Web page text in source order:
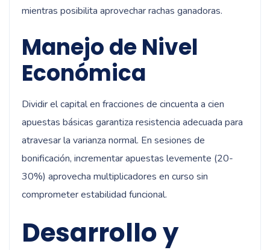
mientras posibilita aprovechar rachas ganadoras.
Manejo de Nivel
Económica
Dividir el capital en fracciones de cincuenta a cien
apuestas básicas garantiza resistencia adecuada para
atravesar la varianza normal. En sesiones de
bonificación, incrementar apuestas levemente (20-
30%) aprovecha multiplicadores en curso sin
comprometer estabilidad funcional.
Desarrollo y